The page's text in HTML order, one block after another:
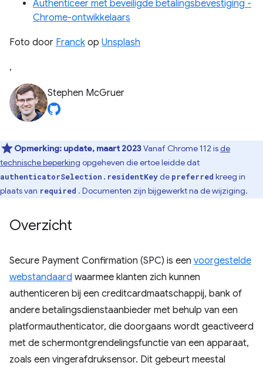
Authenticeer met beveiligde betalingsbevestiging -
Chrome-ontwikkelaars
Foto door Franck op Unsplash
,
Stephen McGruer
Opmerking: update, maart 2023Vanaf Chrome 112 isde
technische beperking opgeheven die ertoe leidde dat
authenticatorSelection.residentKeyde preferred kreeg in
plaats van required . Documenten zijn bijgewerkt na de wijziging.
Overzicht
Secure Payment Confirmation (SPC) is een voorgestelde
webstandaard waarmee klanten zich kunnen
authenticeren bij een creditcardmaatschappij, bank of
andere betalingsdienstaanbieder met behulp van een
platformauthenticator, die doorgaans wordt geactiveerd
met de schermontgrendelingsfunctie van een apparaat,
zoals een vingerafdruksensor. Dit gebeurt meestal